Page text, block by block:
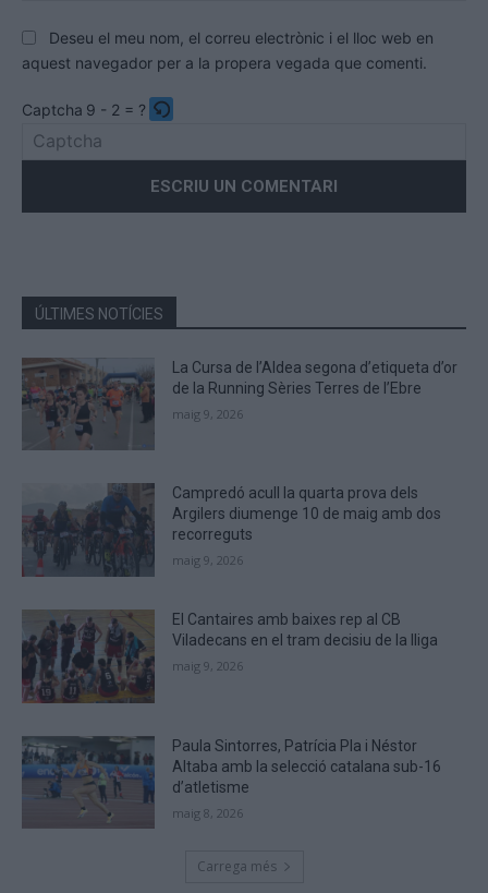
Deseu el meu nom, el correu electrònic i el lloc web en
aquest navegador per a la propera vegada que comenti.
Captcha 9 - 2 = ?
the
the
CAPTCHA
to
verify
that
you
ÚLTIMES NOTÍCIES
La Cursa de l’Aldea segona d’etiqueta d’or
de la Running Sèries Terres de l’Ebre
maig 9, 2026
Campredó acull la quarta prova dels
Argilers diumenge 10 de maig amb dos
recorreguts
maig 9, 2026
El Cantaires amb baixes rep al CB
Viladecans en el tram decisiu de la lliga
maig 9, 2026
Paula Sintorres, Patrícia Pla i Néstor
Altaba amb la selecció catalana sub-16
d’atletisme
maig 8, 2026
Carrega més